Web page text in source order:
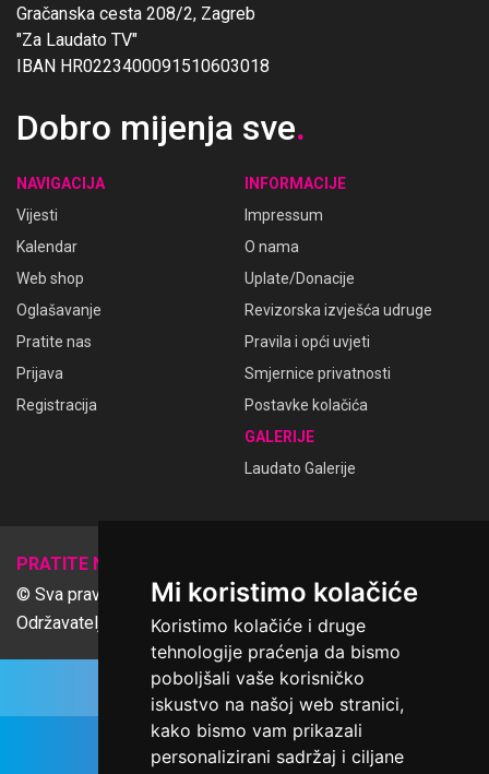
Mi koristimo kolačiće
Koristimo kolačiće i druge
tehnologije praćenja da bismo
poboljšali vaše korisničko
iskustvo na našoj web stranici,
kako bismo vam prikazali
personalizirani sadržaj i ciljane
Gračanska cesta 208/2, Zagreb
"Za Laudato TV"
IBAN HR0223400091510603018
Dobro mijenja sve.
NAVIGACIJA
Vijesti
Kalendar
Web shop
Oglašavanje
Pratite nas
Prijava
Registracija
INFORMACIJE
Impressum
O nama
Uplate/Donacije
Revizorska izvješća udruge
Pravila i opći uvjeti
Smjernice privatnosti
Postavke kolačića
GALERIJE
Laudato Galerije
PRATITE NAS
© Sva prava pridržana Udruga Ime dobrote
Održavatelj Netcom d.o.o., Riva 6, Rijeka